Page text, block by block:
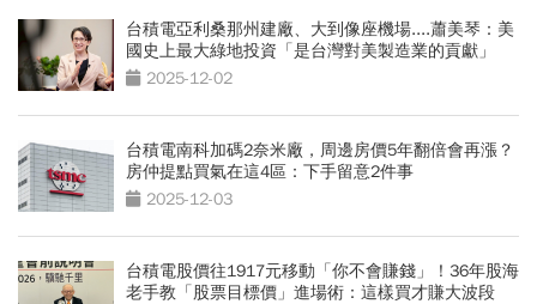
台積電亞利桑那州建廠、大到像座機場....蕭美琴：美
國史上最大綠地投資「是台灣對美製造業的貢獻」
2025-12-02
台積電南科加碼2奈米廠，周邊房價5年翻倍會再漲？
房仲提點買氣在這4區：下手留意2件事
2025-12-03
台積電股價往1917元移動「你不會賺錢」！36年股海
老手教「股票目標價」進場術：這樣買才賺大波段